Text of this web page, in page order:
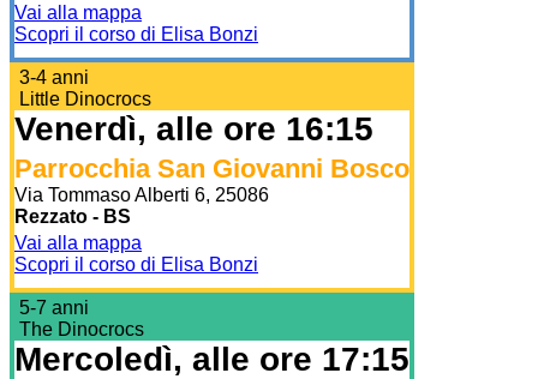
Vai alla mappa
Scopri il corso di Elisa Bonzi
3-4 anni
Little Dinocrocs
Venerdì, alle ore 16:15
Parrocchia San Giovanni Bosco
Via Tommaso Alberti 6, 25086
Rezzato - BS
Vai alla mappa
Scopri il corso di Elisa Bonzi
5-7 anni
The Dinocrocs
Mercoledì, alle ore 17:15